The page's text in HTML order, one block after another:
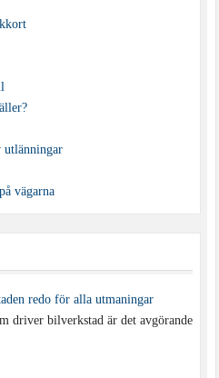
utlänningar
vägarna
redo för alla utmaningar
driver bilverkstad är det avgörande